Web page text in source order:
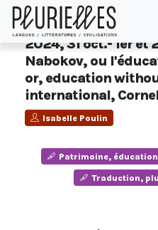
2024, 31 oct.- 1er et
Nabokov, ou
or, education
international,
Isabelle Poulin
Patrimoine,
Traduction,